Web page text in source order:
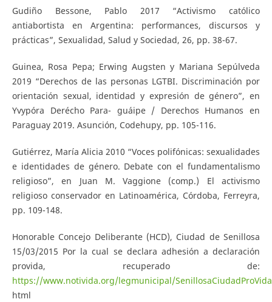
Gudiño Bessone, Pablo 2017 “Activismo católico
antiabortista en Argentina: performances, discursos y
prácticas”, Sexualidad, Salud y Sociedad, 26, pp. 38-67.
Guinea, Rosa Pepa; Erwing Augsten y Mariana Sepúlveda
2019 “Derechos de las personas LGTBI. Discriminación por
orientación sexual, identidad y expresión de género”, en
Yvypóra Derécho Para- guáipe / Derechos Humanos en
Paraguay 2019. Asunción, Codehupy, pp. 105-116.
Gutiérrez, María Alicia 2010 “Voces polifónicas: sexualidades
e identidades de género. Debate con el fundamentalismo
religioso”, en Juan M. Vaggione (comp.) El activismo
religioso conservador en Latinoamérica, Córdoba, Ferreyra,
pp. 109-148.
Honorable Concejo Deliberante (HCD), Ciudad de Senillosa
15/03/2015 Por la cual se declara adhesión a declaración
provida, recuperado de:
https://www.notivida.org/legmunicipal/SenillosaCiudadProVida
html